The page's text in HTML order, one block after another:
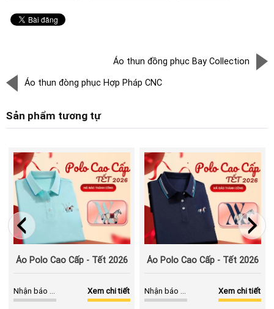
Áo thun đồng phục Bay Collection
Áo thun đòng phục Hợp Pháp CNC
Sản phẩm tương tự
Áo Polo Cao Cấp - Tết 2026
Xem chi tiết
Nhận báo giá
Áo Polo Cao Cấp - Tết 2026
Xem chi tiết
Nhận báo giá